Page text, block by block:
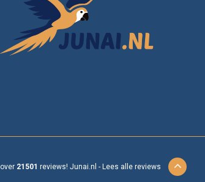
over 21501 reviews! Junai.nl - Lees alle reviews